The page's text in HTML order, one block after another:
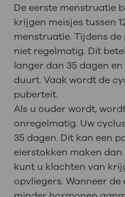
De eerste menstruatie
krijgen meisjes tussen
menstruatie. Tijdens
niet regelmatig. Dit
langer dan 35 dagen
duurt. Vaak wordt de
puberteit.
Als u ouder wordt,
onregelmatig. Uw
35 dagen. Dit kan een
eierstokken maken
kunt u klachten van
opvliegers. Wanneer